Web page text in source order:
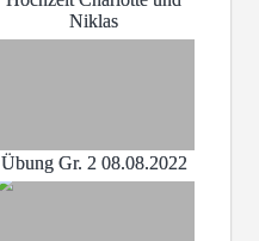
Niklas
Übung Gr. 2 08.08.2022